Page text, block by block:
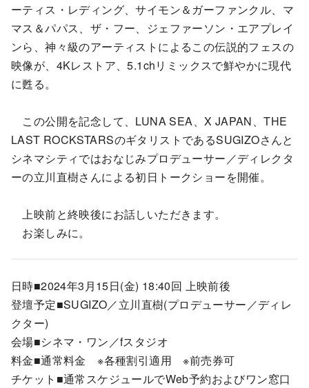
ーティス・レディング、サイモン＆ガーファンクル、マ
マス＆パパス、ザ・フー、ジェファーソン・エアプレイ
ンら、神々級のアーティストによるこの伝説的フェスの
映像が、4Kレストア、5.1chリミックスで鮮やかに現代
に甦る。
この公開を記念して、LUNA SEA、X JAPAN、THE
LAST ROCKSTARSのギタリストであるSUGIZOさんと
シネマシティではおなじみプロデューサー／ディレクタ
ーの立川直樹さんによる初日トークショーを開催。
上映前と終映後にお話しいただきます。
お楽しみに。
日時■2024年3月15日(金) 18:40回 上映前後
登壇予定■SUGIZO／立川直樹(プロデューサー／ディレ
クター)
会場■シネマ・ワン／fスタジオ
料金■通常料金 ※各種割引適用 ※前売券可
チケット■通常スケジュールでWeb予約およびワン窓口